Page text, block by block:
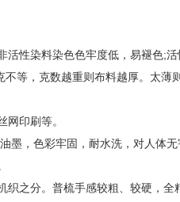
性染料染色色牢度低，易褪色;活
等，克数越重则布料越厚。太
印刷等。
墨，色彩牢固，耐水洗，对人体无
之分。普梳手感较粗、较硬，